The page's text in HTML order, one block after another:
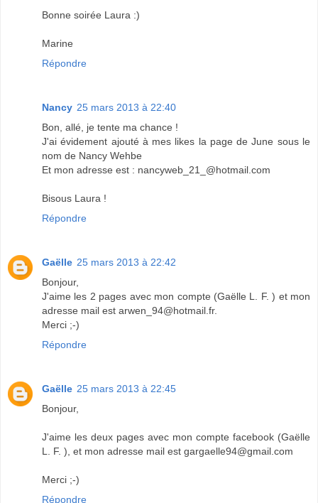
Bonne soirée Laura :)
Marine
Répondre
Nancy 25 mars 2013 à 22:40
Bon, allé, je tente ma chance !
J'ai évidement ajouté à mes likes la page de June sous le
nom de Nancy Wehbe
Et mon adresse est : nancyweb_21_@hotmail.com
Bisous Laura !
Répondre
Gaëlle 25 mars 2013 à 22:42
Bonjour,
J'aime les 2 pages avec mon compte (Gaëlle L. F. ) et mon
adresse mail est arwen_94@hotmail.fr.
Merci ;-)
Répondre
Gaëlle 25 mars 2013 à 22:45
Bonjour,
J'aime les deux pages avec mon compte facebook (Gaëlle
L. F. ), et mon adresse mail est gargaelle94@gmail.com
Merci ;-)
Répondre